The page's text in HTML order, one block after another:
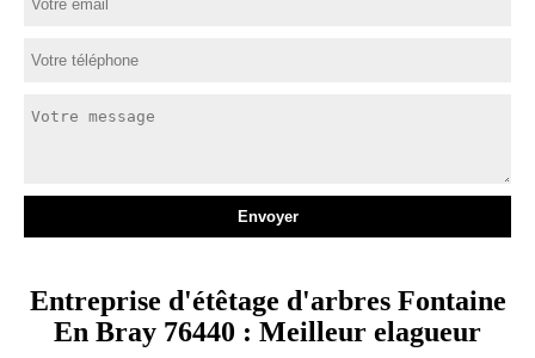
Entreprise d'étêtage d'arbres Fontaine
En Bray 76440 : Meilleur elagueur